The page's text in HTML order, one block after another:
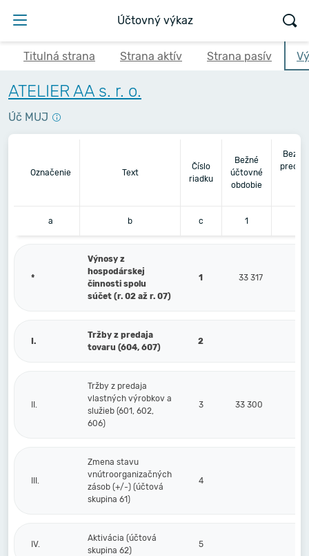
Účtovný výkaz
Titulná strana Strana aktív Strana pasív
ATELIER AA s. r. o.
Úč MUJ
Označenie Text
Číslo
riadku
Bežné
účtovné
obdobie
a b c 1
*
Výnosy z
hospodárskej
činnosti spolu
súčet (r. 02 až r. 07)
1 33 317
I.
Tržby z predaja
tovaru (604, 607)
2
II.
Tržby z predaja
vlastných výrobkov a
služieb (601, 602,
606)
3 33 300
III.
Zmena stavu
vnútroorganizačných
zásob (+/-) (účtová
skupina 61)
4
IV.
Aktivácia (účtová
skupina 62)
5